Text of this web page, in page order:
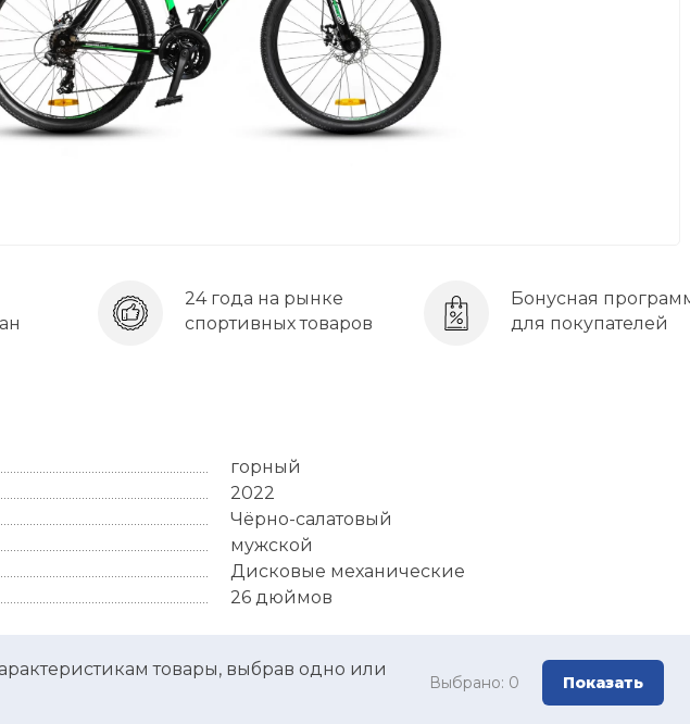
24 года на рынке
спортивных товаров
Бонусная
для покупателей
горный
2022
Чёрно-салатовый
мужской
Дисковые механические
26 дюймов
товары, выбрав одно или
Выбрано: 0 Показать